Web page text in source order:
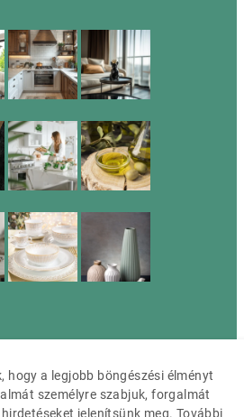
hogy a legjobb böngészési élményt
személyre szabjuk, forgalmát
jelenítsünk meg. További